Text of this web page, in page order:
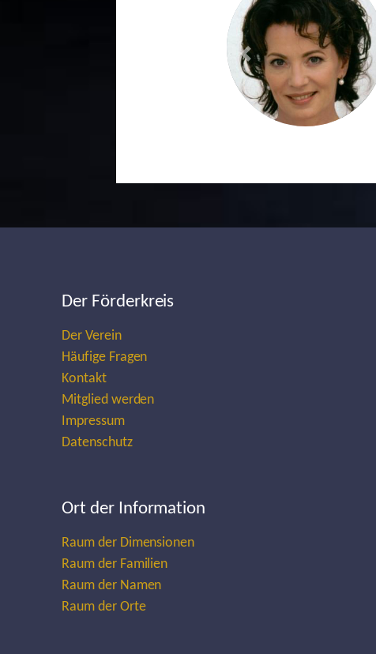
Previous
Der Förderkreis
Der Verein
Häufige Fragen
Kontakt
Mitglied werden
Impressum
Datenschutz
Ort der Information
Raum der Dimensionen
Raum der Familien
Raum der Namen
Raum der Orte